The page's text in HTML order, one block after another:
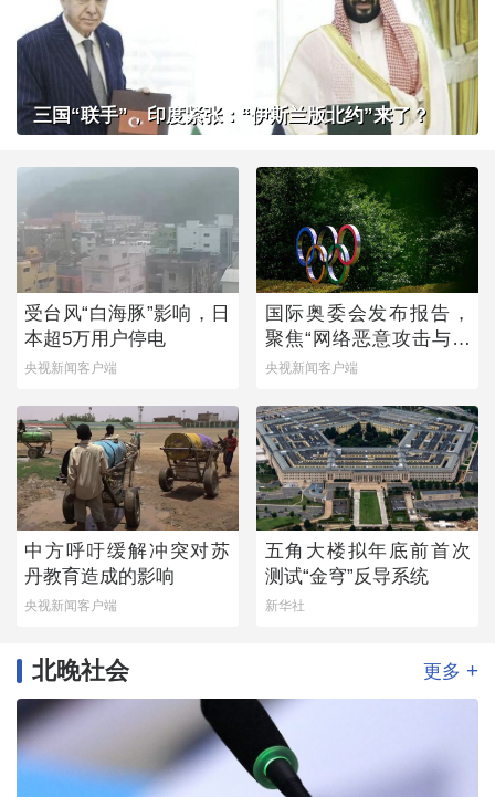
三国“联手”，印度紧张：“伊斯兰版北约”来了？
受台风“白海豚”影响，日
本超5万用户停电
央视新闻客户端
国际奥委会发布报告，
聚焦“网络恶意攻击与体
育”
央视新闻客户端
中方呼吁缓解冲突对苏
丹教育造成的影响
央视新闻客户端
五角大楼拟年底前首次
测试“金穹”反导系统
新华社
北晚社会 更多 +